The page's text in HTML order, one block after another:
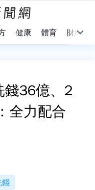
健康 體育 財經
錢36億、2
全力配合
錢